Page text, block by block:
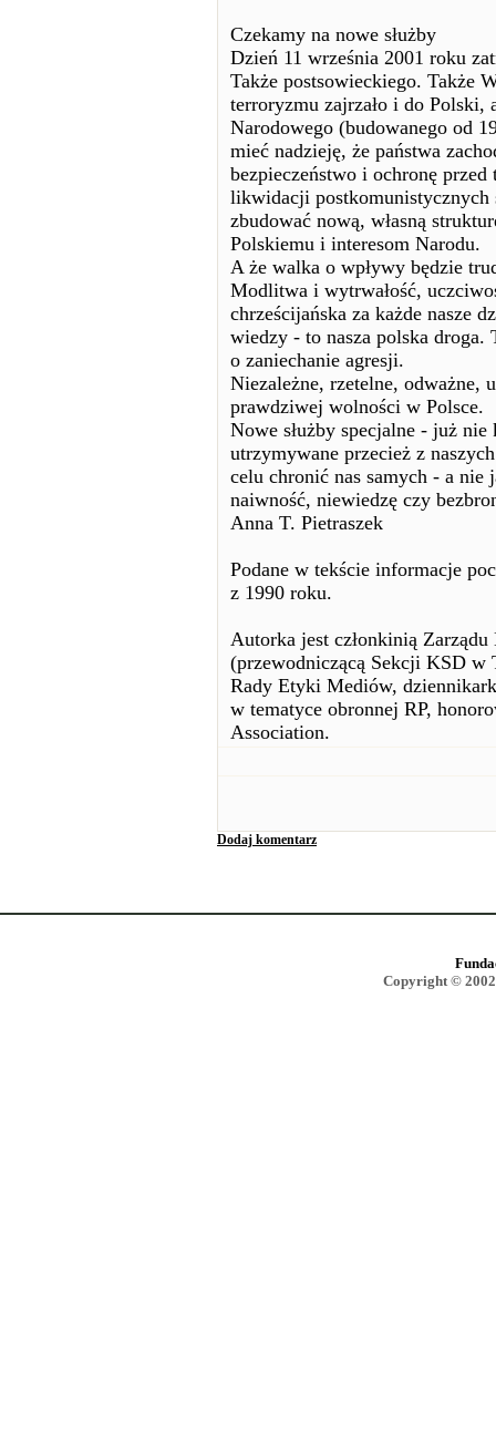
Czekamy na nowe służby
Dzień 11 września 2001 roku
Także postsowieckiego. Także
terroryzmu zajrzało i do Polski,
Narodowego (budowanego od
mieć nadzieję, że państwa
bezpieczeństwo i ochronę
likwidacji postkomunistycznych
zbudować nową, własną
Polskiemu i interesom Narodu.
A że walka o wpływy będzie
Modlitwa i wytrwałość,
chrześcijańska za każde nasze
wiedzy - to nasza polska droga.
o zaniechanie agresji.
Niezależne, rzetelne, odważne,
prawdziwej wolności w Polsce.
Nowe służby specjalne - już
utrzymywane przecież z
celu chronić nas samych - a
naiwność, niewiedzę czy
Anna T. Pietraszek
Podane w tekście informacje
z 1990 roku.
Autorka jest członkinią
(przewodniczącą Sekcji KSD w
Rady Etyki Mediów,
w tematyce obronnej RP,
Association.
Dodaj komentarz
Copyright ©